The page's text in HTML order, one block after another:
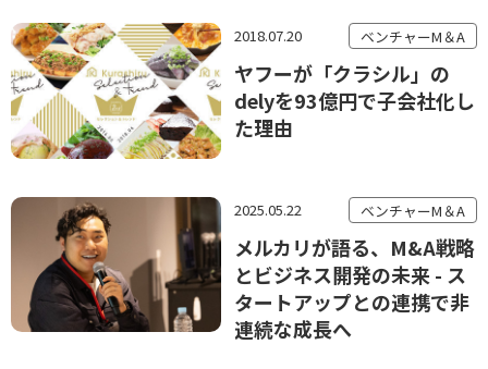
2018.07.20 ベンチャーM＆A
ヤフーが「クラシル」の
delyを93億円で子会社化し
た理由
2025.05.22 ベンチャーM＆A
メルカリが語る、M&A戦略
とビジネス開発の未来 - ス
タートアップとの連携で非
連続な成長へ